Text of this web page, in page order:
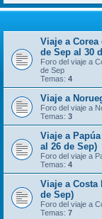
Viaje a
de Sep al 30
Foro del viaje a
de Sep
Temas: 4
Viaje a
Foro del viaje a
Temas: 3
Viaje a
al 26 de Sep)
Foro del viaje a
Temas: 4
Viaje a Costa
de Sep)
Foro del viaje a
Temas: 7